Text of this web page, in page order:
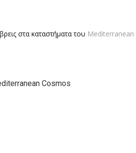
στα καταστήματα του Mediterranean
Cosmos